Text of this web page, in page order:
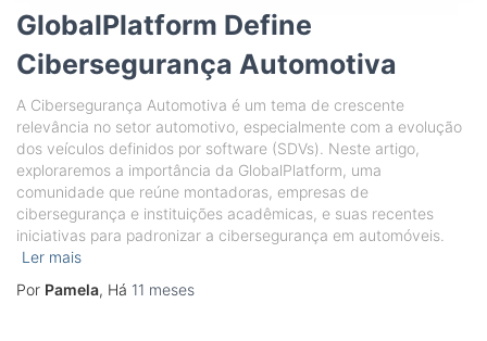
GlobalPlatform Define
Cibersegurança Automotiva
A Cibersegurança Automotiva é um tema de crescente
relevância no setor automotivo, especialmente com a evolução
dos veículos definidos por software (SDVs). Neste artigo,
exploraremos a importância da GlobalPlatform, uma
comunidade que reúne montadoras, empresas de
cibersegurança e instituições acadêmicas, e suas recentes
iniciativas para padronizar a cibersegurança em automóveis.
Ler mais
Por Pamela, Há 11 meses